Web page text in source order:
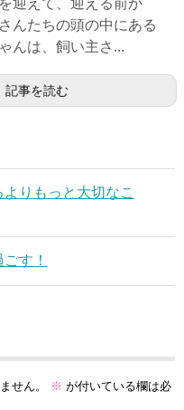
迎えて、迎える前か
んたちの頭の中にある
んは、飼い主さ...
記事を読む
りもっと大切なこ
す！
せん。 ※ が付いている欄は必